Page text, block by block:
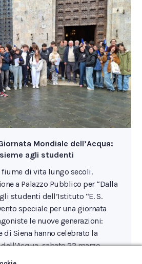
Mondiale dell’Acqua:
agli studenti
fiume di vita lungo secoli.
a Palazzo Pubblico per “Dalla
studenti dell’Istituto “E. S.
speciale per una giornata
le nuove generazioni:
di Siena hanno celebrato la
sabato 22 marzo,